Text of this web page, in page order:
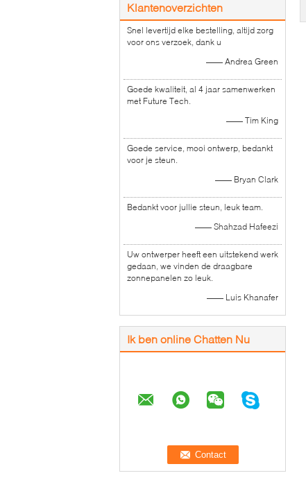
Klantenoverzichten
Snel levertijd elke bestelling, altijd zorg
voor ons verzoek, dank u
—— Andrea Green
Goede kwaliteit, al 4 jaar samenwerken
met Future Tech.
—— Tim King
Goede service, mooi ontwerp, bedankt
voor je steun.
—— Bryan Clark
Bedankt voor jullie steun, leuk team.
—— Shahzad Hafeezi
Uw ontwerper heeft een uitstekend werk
gedaan, we vinden de draagbare
zonnepanelen zo leuk.
—— Luis Khanafer
Ik ben online Chatten Nu